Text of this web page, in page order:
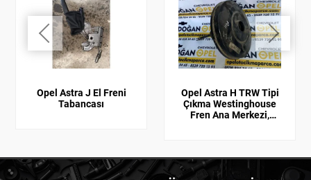
Opel Astra J El Freni
Tabancası
Opel Astra H TRW Tipi
Çıkma Westinghouse
Fren Ana Merkezi,